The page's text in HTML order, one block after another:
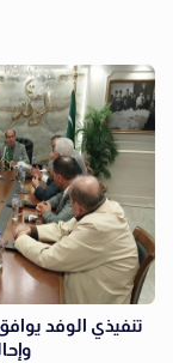
تنفيذي الوفد